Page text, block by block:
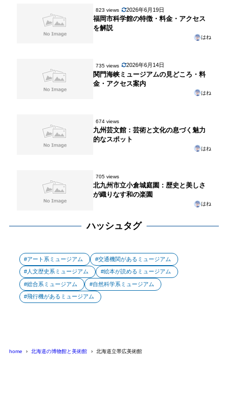
823 views 2026年6月19日
福岡市科学館の特徴・料金・アクセス
を解説
はね
735 views 2026年6月14日
関門海峡ミュージアムの見どころ・料
金・アクセス案内
はね
674 views
九州芸文館：芸術と文化の息づく魅力
的なスポット
はね
705 views
北九州市立小倉城庭園：歴史と美しさ
が織りなす和の楽園
はね
ハッシュタグ
アート系ミュージアム 交通機関があるミュージアム
人文歴史系ミュージアム 絵本が読めるミュージアム
総合系ミュージアム 自然科学系ミュージアム
飛行機があるミュージアム
home 北海道の博物館と美術館 北海道立帯広美術館